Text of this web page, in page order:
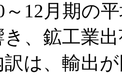
12月期の
、鉱工業
訳は、輸出